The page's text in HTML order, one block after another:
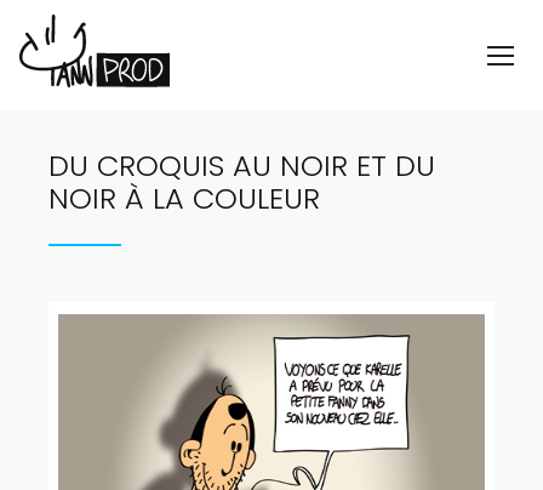
DU CROQUIS AU NOIR ET DU
NOIR À LA COULEUR